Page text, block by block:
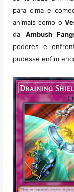
para cima e
animais como o
da Ambush
poderes e
pudesse enfim